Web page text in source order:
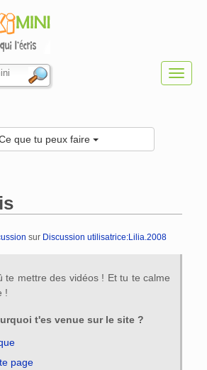
que tu peux faire
sur Discussion utilisatrice:Lilia.2008
te mettre des vidéos ! Et tu te calme
!
t'es venue sur le site ?
page